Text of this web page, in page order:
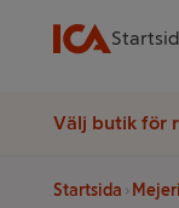
Välj butik för
Startsida